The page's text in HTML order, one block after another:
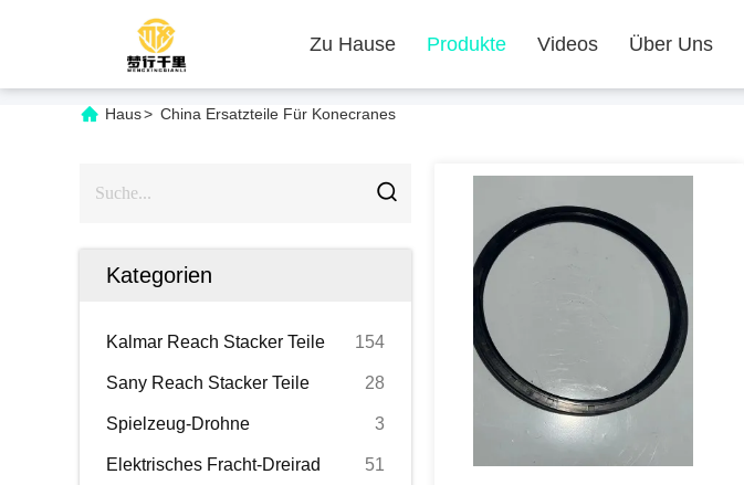
Zu Hause Produkte Videos Über Uns
Haus> China Ersatzteile Für Konecranes
Kategorien
Kalmar Reach Stacker Teile 154
Sany Reach Stacker Teile 28
Spielzeug-Drohne 3
Elektrisches Fracht-Dreirad 51